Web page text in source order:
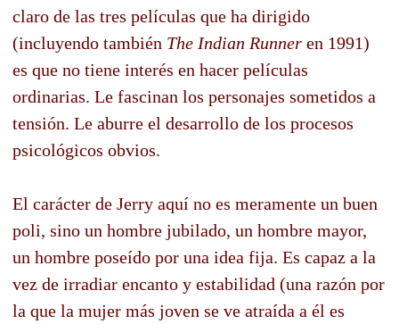
claro de las tres películas que ha dirigido
(incluyendo también The Indian Runner en 1991)
es que no tiene interés en hacer películas
ordinarias. Le fascinan los personajes sometidos a
tensión. Le aburre el desarrollo de los procesos
psicológicos obvios.
El carácter de Jerry aquí no es meramente un buen
poli, sino un hombre jubilado, un hombre mayor,
un hombre poseído por una idea fija. Es capaz a la
vez de irradiar encanto y estabilidad (una razón por
la que la mujer más joven se ve atraída a él es